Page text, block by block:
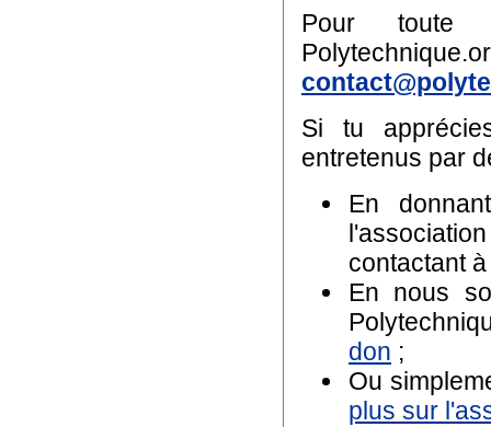
Pour toute
Si tu
entretenus par
En
contactant
En nous
don ;
Ou
plus sur